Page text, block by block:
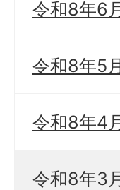
令和8年6
令和8年5
令和8年4
令和8年3